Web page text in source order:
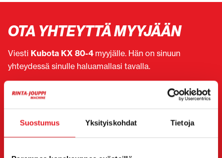
Suostumus Yksityiskohdat Tietoja
OTA YHTEYTTÄ MYYJÄÄN
Viesti Kubota KX 80-4myyjälle. Hän on sinuun
yhteydessä sinulle haluamallasi tavalla.
Voit halutessasi olla suoraan yhteydessä myös
yksittäiseen myyjään. Myyjän yhteystiedot löydät sivun
Haluan(Pakollinen)